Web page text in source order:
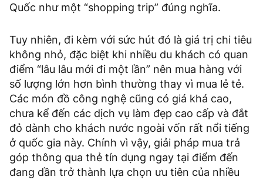
Quốc như một “shopping trip” đúng nghĩa.
Tuy nhiên, đi kèm với sức hút đó là giá trị chi tiêu
không nhỏ, đặc biệt khi nhiều du khách có quan
điểm “lâu lâu mới đi một lần” nên mua hàng với
số lượng lớn hơn bình thường thay vì mua lẻ tẻ.
Các món đồ công nghệ cũng có giá khá cao,
chưa kể đến các dịch vụ làm đẹp cao cấp và đắt
đỏ dành cho khách nước ngoài vốn rất nổi tiếng
ở quốc gia này. Chính vì vậy, giải pháp mua trả
góp thông qua thẻ tín dụng ngay tại điểm đến
đang dần trở thành lựa chọn ưu tiên của nhiều